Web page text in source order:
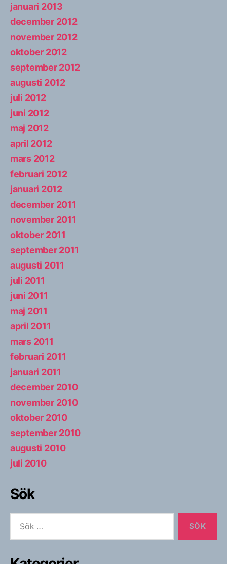
januari 2013
december 2012
november 2012
oktober 2012
september 2012
augusti 2012
juli 2012
juni 2012
maj 2012
april 2012
mars 2012
februari 2012
januari 2012
december 2011
november 2011
oktober 2011
september 2011
augusti 2011
juli 2011
juni 2011
maj 2011
april 2011
mars 2011
februari 2011
januari 2011
december 2010
november 2010
oktober 2010
september 2010
augusti 2010
juli 2010
Sök
efter: